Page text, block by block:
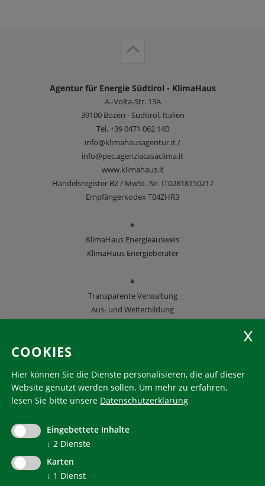
Agentur für Energie Südtirol - KlimaHaus
A.-Volta-Str. 13A
39100 Bozen - Südtirol, Italien
Tel.+39 0471 062 140
info@klimahausagentur.it /
info@pec.agenziacasaclima.it
www.klimahaus.it
Handelsregister BZ / MwSt.-Nr. IT02818150217
Empfängerkodex T04ZHR3
*
KlimaHaus Energieausweis
KlimaHaus Energieberater
*
Transparente Verwaltung
Aus- und Weiterbildung
KlimaHaus ist eine eingetragene Marke. Die Nutzung muss
communication@klimahausagentur.it
© 2022 Agentur für Energie Südtirol - KlimaHaus
COOKIES
Hier können Sie die Dienste personalisieren, die auf dieser
Website genutzt werden sollen. Um mehr zu erfahren,
lesen Sie bitte unsere Datenschutzerklärung
Eingebettete Inhalte
↓ 2 Dienste
Karten
↓ 1 Dienst